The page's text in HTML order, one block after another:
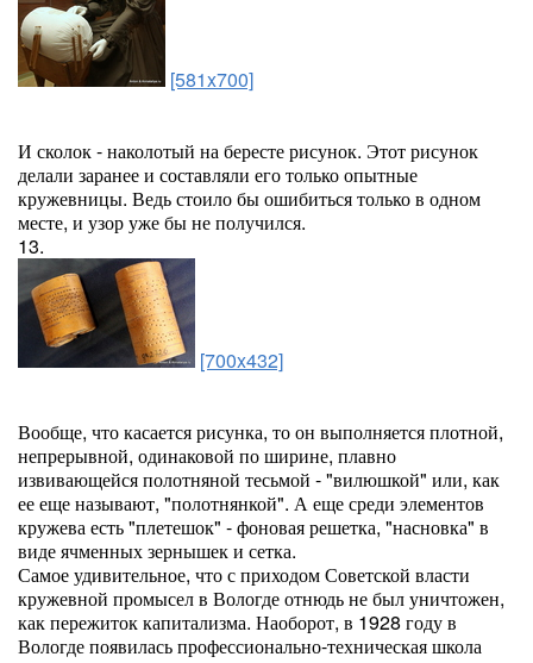
[581x700]
И сколок - наколотый на бересте рисунок. Этот рисунок
делали заранее и составляли его только опытные
кружевницы. Ведь стоило бы ошибиться только в одном
месте, и узор уже бы не получился.
13.
[700x432]
Вообще, что касается рисунка, то он выполняется плотной,
непрерывной, одинаковой по ширине, плавно
извивающейся полотняной тесьмой - "вилюшкой" или, как
ее еще называют, "полотнянкой". А еще среди элементов
кружева есть "плетешок" - фоновая решетка, "насновка" в
виде ячменных зернышек и сетка.
Самое удивительное, что с приходом Советской власти
кружевной промысел в Вологде отнюдь не был уничтожен,
как пережиток капитализма. Наоборот, в 1928 году в
Вологде появилась профессионально-техническая школа